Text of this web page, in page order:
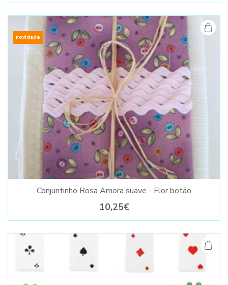
novidade
Conjuntinho Rosa Amora suave - Flor botão
10,25€